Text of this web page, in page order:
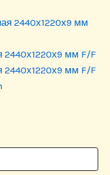
2440х1220х9 мм F/F
2440х1220х9 мм F/F